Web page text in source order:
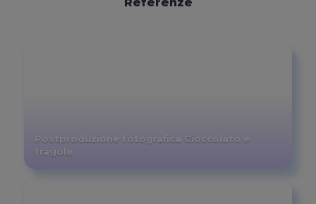
Postproduzione fotografica Cioccolato e
fragole